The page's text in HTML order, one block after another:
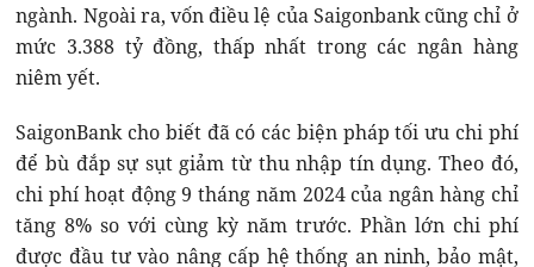
ngành. Ngoài ra, vốn điều lệ của Saigonbank cũng chỉ ở
mức 3.388 tỷ đồng, thấp nhất trong các ngân hàng
niêm yết.
SaigonBank cho biết đã có các biện pháp tối ưu chi phí
để bù đắp sự sụt giảm từ thu nhập tín dụng. Theo đó,
chi phí hoạt động 9 tháng năm 2024 của ngân hàng chỉ
tăng 8% so với cùng kỳ năm trước. Phần lớn chi phí
được đầu tư vào nâng cấp hệ thống an ninh, bảo mật,